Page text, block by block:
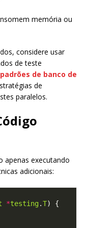
memória ou
considere usar
de teste
padrões de banco de
de
paralelos.
apenas executando
adicionais:
*testing.T